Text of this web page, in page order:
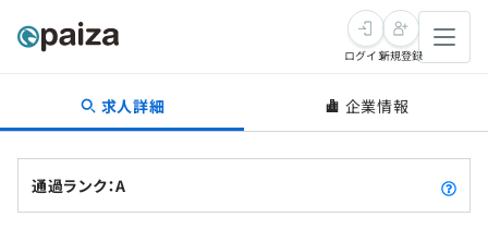
転職・キャリア
新卒就活
ログイン新規登録
求人詳細 企業情報
通過ランク：A